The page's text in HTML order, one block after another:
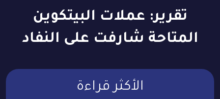
تقرير: عملات البيتكوين
المتاحة شارفت على النفاد
الأكثر قراءة